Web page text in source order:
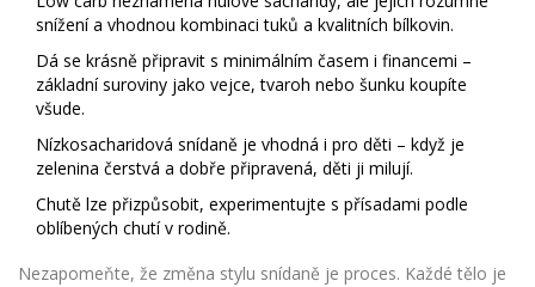
snížení a vhodnou kombinaci tuků a kvalitních bílkovin.
Dá se krásně připravit s minimálním časem i financemi –
základní suroviny jako vejce, tvaroh nebo šunku koupíte
všude.
Nízkosacharidová snídaně je vhodná i pro děti – když je
zelenina čerstvá a dobře připravená, děti ji milují.
Chutě lze přizpůsobit, experimentujte s přísadami podle
oblíbených chutí v rodině.
Nezapomeňte, že změna stylu snídaně je proces. Každé tělo je